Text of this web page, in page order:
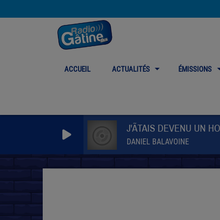
ACCUEIL ACTUALITÉS ÉMISSIONS
J'ÃTAIS DEVENU UN
DANIEL BALAVOINE